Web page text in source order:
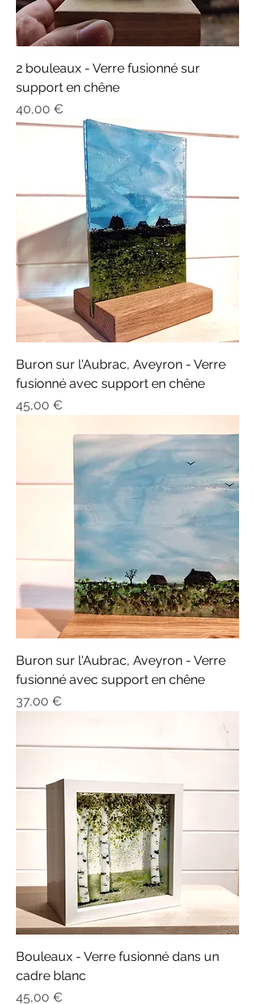
2 bouleaux - Verre fusionné sur
support en chêne
Prix
40,00 €
Buron sur l'Aubrac, Aveyron - Verre
fusionné avec support en chêne
Prix
45,00 €
Buron sur l'Aubrac, Aveyron - Verre
fusionné avec support en chêne
Prix
37,00 €
Bouleaux - Verre fusionné dans un
cadre blanc
Prix
45,00 €